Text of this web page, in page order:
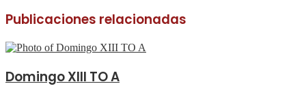
Publicaciones relacionadas
Domingo XIII TO A